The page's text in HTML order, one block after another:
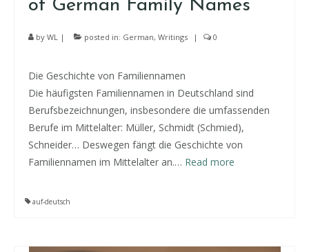
of German Family Names
by WL | posted in: German, Writings | 0
Die Geschichte von Familiennamen
Die häufigsten Familiennamen in Deutschland sind
Berufsbezeichnungen, insbesondere die umfassenden
Berufe im Mittelalter: Müller, Schmidt (Schmied),
Schneider… Deswegen fängt die Geschichte von
Familiennamen im Mittelalter an.… Read more
auf-deutsch